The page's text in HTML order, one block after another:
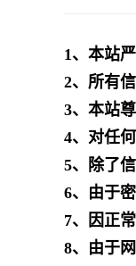
1、本站
2、所有
3、本站
4、对任
5、除了
6、由于
7、因正
8、由于